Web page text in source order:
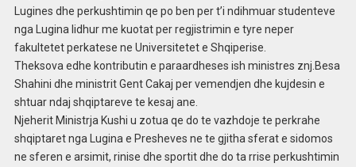
Lugines dhe perkushtimin qe po ben per t’i ndihmuar studenteve
nga Lugina lidhur me kuotat per regjistrimin e tyre neper
fakultetet perkatese ne Universitetet e Shqiperise.
Theksova edhe kontributin e paraardheses ish ministres znj.Besa
Shahini dhe ministrit Gent Cakaj per vemendjen dhe kujdesin e
shtuar ndaj shqiptareve te kesaj ane.
Njeherit Ministrja Kushi u zotua qe do te vazhdoje te perkrahe
shqiptaret nga Lugina e Presheves ne te gjitha sferat e sidomos
ne sferen e arsimit, rinise dhe sportit dhe do ta rrise perkushtimin